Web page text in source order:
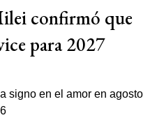
confirmó que
para 2027